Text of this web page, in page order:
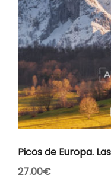
Picos de Europa.
27.00€